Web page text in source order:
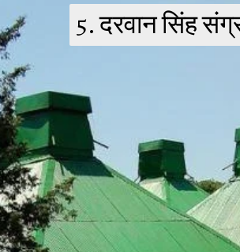
5. दरवान सिंह
5. दरवान सिंह